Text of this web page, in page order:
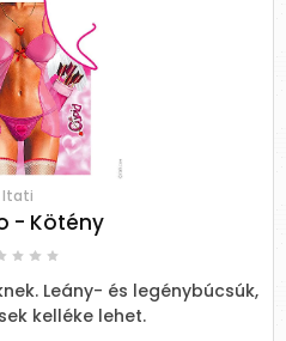
Itati
- Kötény
Leány- és legénybúcsúk,
kelléke lehet.